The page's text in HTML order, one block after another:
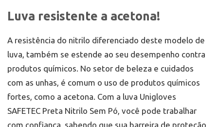
Luva resistente a acetona!
A resistência do nitrilo diferenciado deste modelo de
luva, também se estende ao seu desempenho contra
produtos químicos. No setor de beleza e cuidados
com as unhas, é comum o uso de produtos químicos
fortes, como a acetona. Com a luva Unigloves
SAFETEC Preta Nitrilo Sem Pó, você pode trabalhar
com confiança, sabendo que sua barreira de proteção